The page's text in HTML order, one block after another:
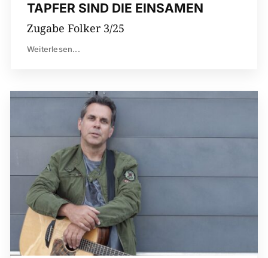
TAPFER SIND DIE EINSAMEN
Zugabe Folker 3/25
Weiterlesen...